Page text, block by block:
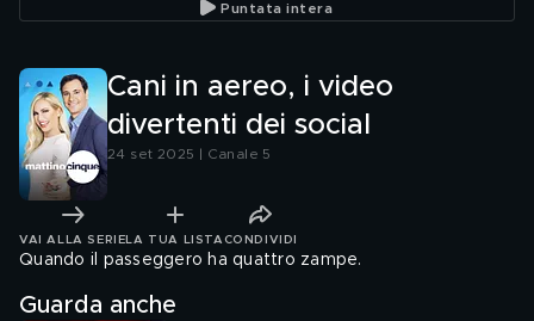
Puntata intera
Cani in aereo, i video
divertenti dei social
24 set 2025 | Canale 5
VAI ALLA SERIE LA TUA LISTA CONDIVIDI
Quando il passeggero ha quattro zampe.
Guarda anche